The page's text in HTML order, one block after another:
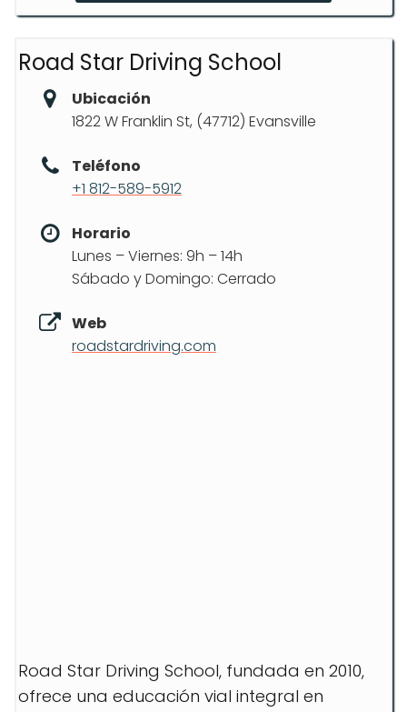
Road Star Driving School
Ubicación
1822 W Franklin St, (47712) Evansville
Teléfono
+1 812-589-5912
Horario
Lunes – Viernes: 9h – 14h
Sábado y Domingo: Cerrado
Web
roadstardriving.com
Road Star Driving School, fundada en 2010,
ofrece una educación vial integral en